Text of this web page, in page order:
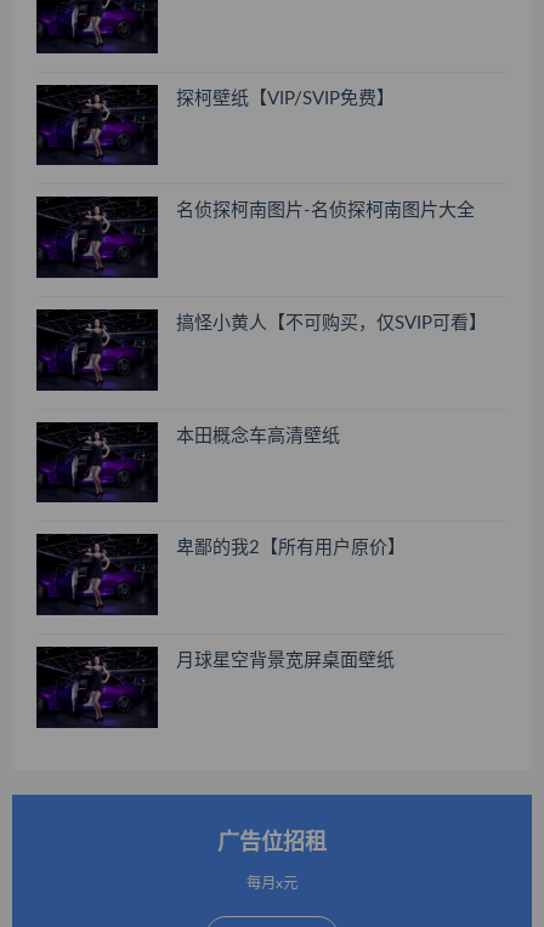
探柯壁纸【VIP/SVIP免费】
名侦探柯南图片-名侦探柯南图片大全
搞怪小黄人【不可购买，仅SVIP可看】
本田概念车高清壁纸
卑鄙的我2【所有用户原价】
月球星空背景宽屏桌面壁纸
广告位招租
每月x元